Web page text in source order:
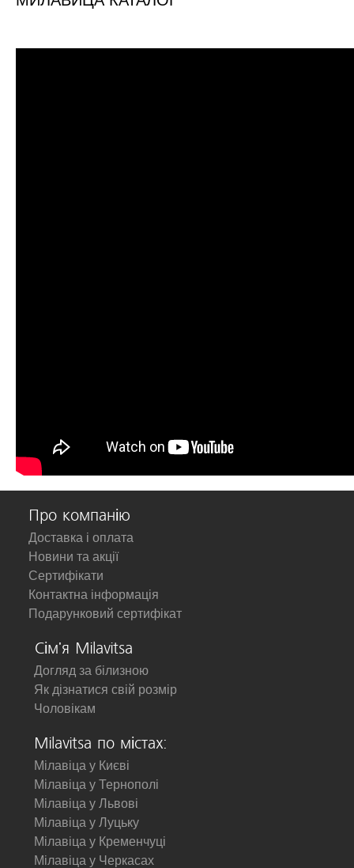
Про компанію
Доставка і оплата
Новини та акції
Сертифікати
Контактна інформація
Подарунковий сертифікат
Сім'я Milavitsa
Догляд за білизною
Як дізнатися свій розмір
Чоловікам
Milavitsa по містах:
Мілавіца у Києві
Мілавіца у Тернополі
Мілавіца у Львові
Мілавіца у Луцьку
Мілавіца у Кременчуці
Мілавіца у Черкасах